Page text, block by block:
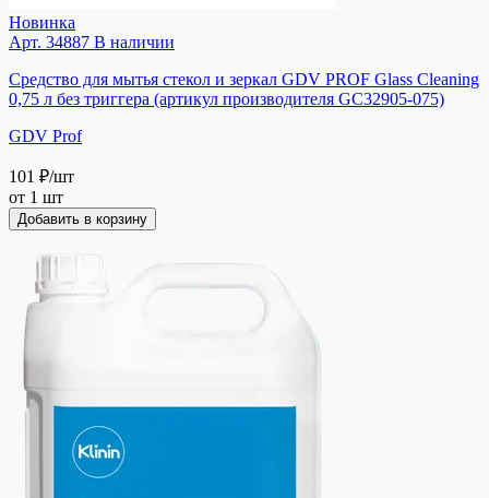
Новинка
Арт. 34887 В наличии
Средство для мытья стекол и зеркал GDV PROF Glass Cleaning
0,75 л без триггера (артикул производителя GC32905-075)
GDV Prof
101 ₽/шт
от 1 шт
Добавить в корзину